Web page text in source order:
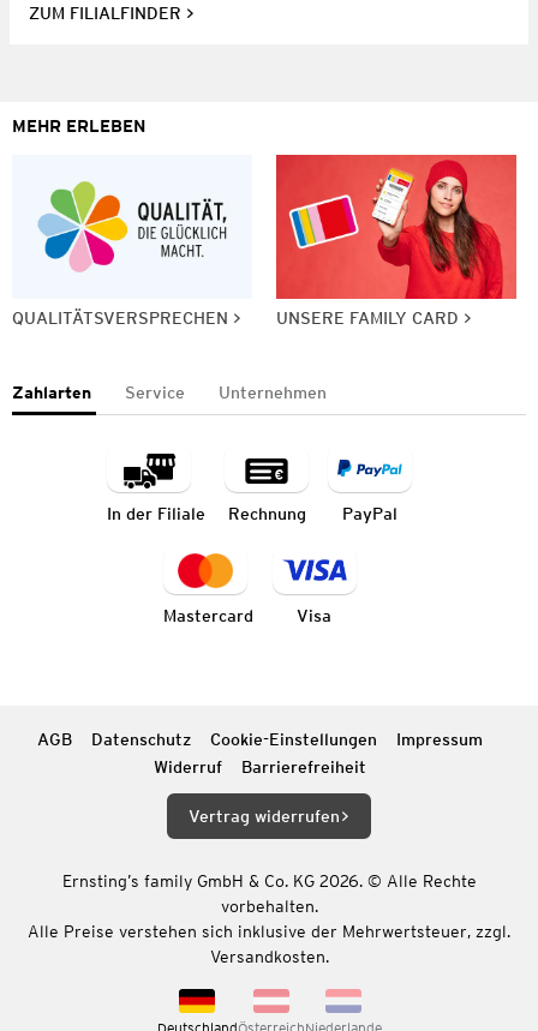
ZUM FILIALFINDER
MEHR ERLEBEN
QUALITÄTSVERSPRECHEN UNSERE FAMILY CARD
Zahlarten Service Unternehmen
In der Filiale Rechnung PayPal
Mastercard Visa
AGB Datenschutz Cookie-Einstellungen
Impressum
Widerruf
Barrierefreiheit
Vertrag widerrufen
Ernsting’s family GmbH & Co. KG 2026. © Alle Rechte
vorbehalten.
Alle Preise verstehen sich inklusive der Mehrwertsteuer, zzgl.
Versandkosten.